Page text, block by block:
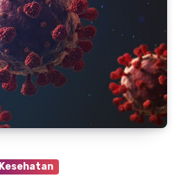
Kesehatan